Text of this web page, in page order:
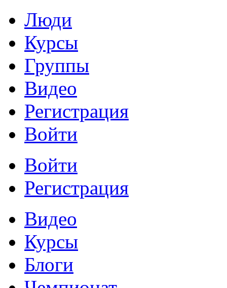
Люди
Курсы
Группы
Видео
Регистрация
Войти
Войти
Регистрация
Видео
Курсы
Блоги